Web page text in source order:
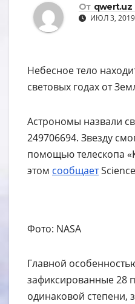
От qwert.uz
ИЮЛ 3, 2019
Небесное тело
световых годах от
Астрономы назвали
249706694. Звезду
помощью телескопа
этом сообщает
Фото: NASA
Главной
зафиксированные 28
одинаковой степени,